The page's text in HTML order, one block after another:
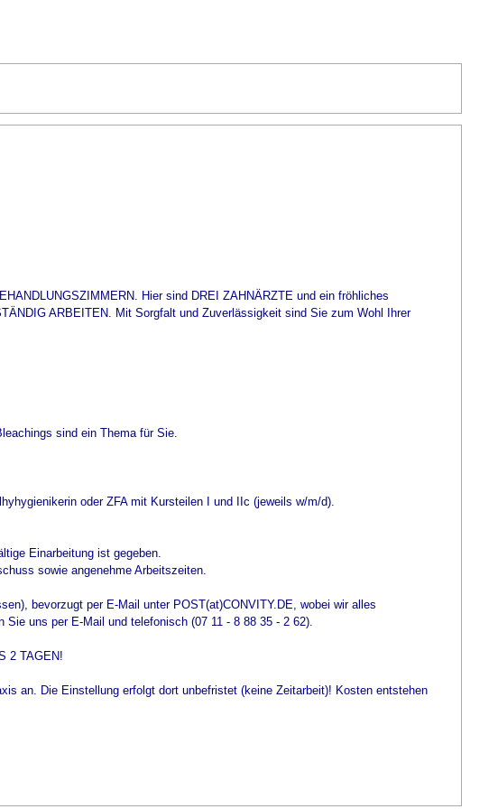
Hier sind DREI ZAHNÄRZTE und ein fröhliches
ARBEITEN. Mit Sorgfalt und Zuverlässigkeit sind Sie zum Wohl Ihrer
sind ein Thema für Sie.
oder ZFA mit Kursteilen I und IIc (jeweils w/m/d).
Einarbeitung ist gegeben.
sowie angenehme Arbeitszeiten.
bevorzugt per E-Mail unter POST(at)CONVITY.DE, wobei wir alles
uns per E-Mail und telefonisch (07 11 - 8 88 35 - 2 62).
2 TAGEN!
an. Die Einstellung erfolgt dort unbefristet (keine Zeitarbeit)! Kosten entstehen